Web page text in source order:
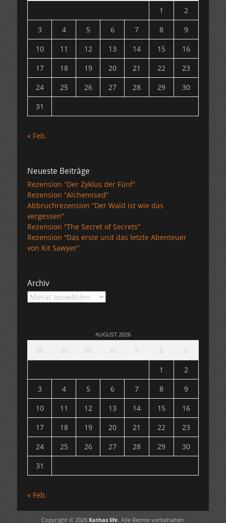
1
2
3
4 5 6 7 8
9
10
11 12 13 14 15
16
17
18 19 20 21 22
23
24
25 26 27 28 29
30
31
« Feb.
Neueste Beiträge
Rezension “Der Zyklus der Fünf”
Rezension “Alchemised”
Abbruchrezension “Der Wald ist wie das
vergessen”
Rezension “The Secret of Secrets”
Rezension “Das erste und das letzte Abenteuer
von Kit Sawyer”
Archiv
Archiv
AUGUST 2026
1
2
3
4 5 6 7 8
9
10
11 12 13 14 15
16
17
18 19 20 21 22
23
24
25 26 27 28 29
30
31
« Feb.
Copyright © 2026 Kathas life. Alle Rechte vorbehalten.